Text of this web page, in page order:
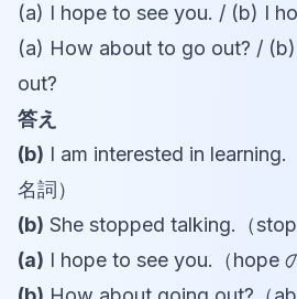
(a) I hope to see you. / (b) I
(a) How about to go out? /
out?
答え
(b) I am interested in learning.
名詞）
(b) She stopped talking.（stop
(a) I hope to see you.（hope